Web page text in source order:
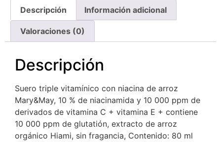
Descripción Información adicional
Valoraciones (0)
Descripción
Suero triple vitamínico con niacina de arroz
Mary&May, 10 % de niacinamida y 10 000 ppm de
derivados de vitamina C + vitamina E + contiene
10 000 ppm de glutatión, extracto de arroz
orgánico Hiami, sin fragancia, Contenido: 80 ml